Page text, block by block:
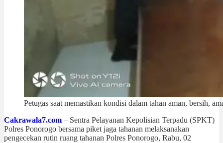
Petugas saat memastikan kondisi dalam tahan aman, bersih,
Cakrawala7.com – Sentra Pelayanan Kepolisian Terpadu (SPKT)
Polres Ponorogo bersama piket jaga tahanan melaksanakan
pengecekan rutin ruang tahanan Polres Ponorogo, Rabu, 02